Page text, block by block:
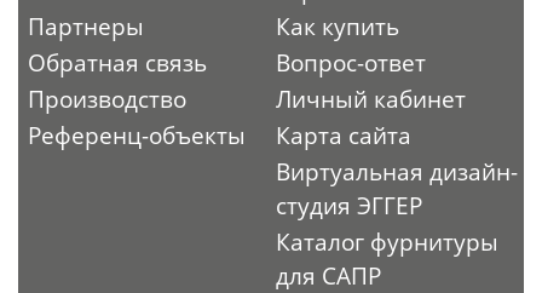
Партнеры
Обратная связь
Производство
Референц-объекты
Как купить
Вопрос-ответ
Личный кабинет
Карта сайта
Виртуальная дизайн-
студия ЭГГЕР
Каталог фурнитуры
для САПР